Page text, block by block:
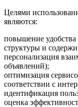
Целями
являются:
повышение удобства
структуры и
персонализация
объявлений);
оптимизация
соответствии с
идентификация
оценка